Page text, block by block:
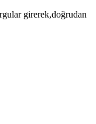
girerek,doğrudan